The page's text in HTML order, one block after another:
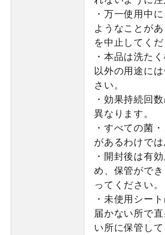
・万一使用中
ようなことが
を中止してくだ
・本品は洗た
以外の用途に
さい。
・効果持続回
異なります。
・すべての菌
があるわけでは
・開封後は有
め、保管がで
ってください。
・未使用シー
届かない所で
い所に保管して